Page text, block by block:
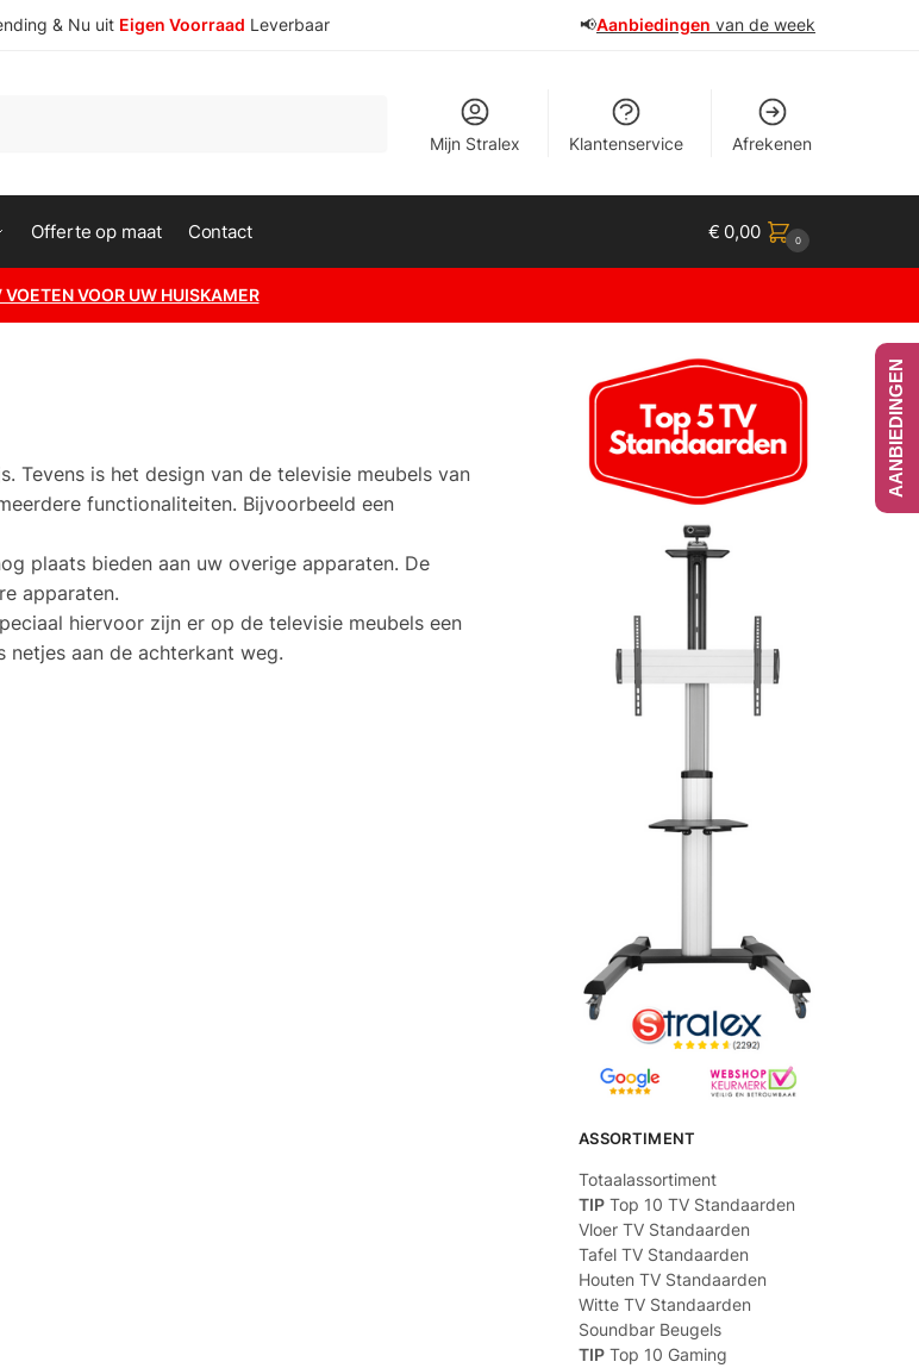
& Nu uit Eigen Voorraad Leverbaar 📢Aanbiedingen van de week
Mijn Stralex Klantenservice Afrekenen
Offerte op maat Contact € 0,00 0
VOETEN VOOR UW HUISKAMER
Tevens is het design van de televisie meubels van
functionaliteiten. Bijvoorbeeld een
plaats bieden aan uw overige apparaten. De
apparaten.
hiervoor zijn er op de televisie meubels een
netjes aan de achterkant weg.
ASSORTIMENT
Totaalassortiment
TIP Top 10 TV Standaarden
Vloer TV Standaarden
Tafel TV Standaarden
Houten TV Standaarden
Witte TV Standaarden
Soundbar Beugels
TIP Top 10 Gaming
AANBIEDINGEN